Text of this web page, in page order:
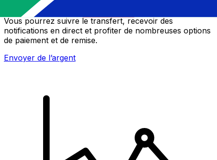
Envoyez de l'argent en ligne de façon sûre et rapide.
Vous pourrez suivre le transfert, recevoir des
notifications en direct et profiter de nombreuses options
de paiement et de remise.
Envoyer de l’argent